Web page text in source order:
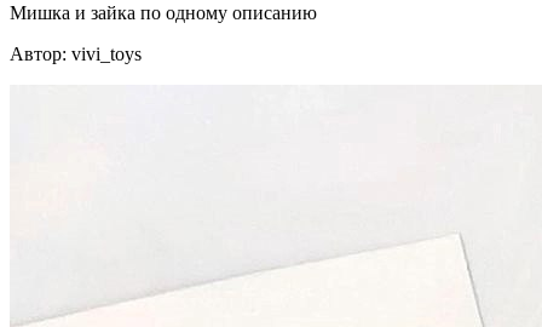
Мишка и зайка по одному описанию
Автор: vivi_toys